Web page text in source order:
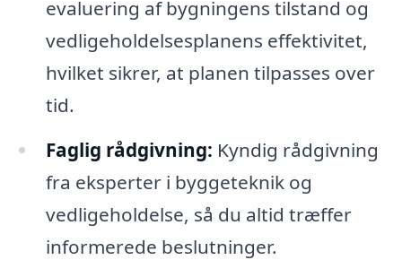
evaluering af bygningens tilstand og
vedligeholdelsesplanens effektivitet,
hvilket sikrer, at planen tilpasses over
tid.
Faglig rådgivning: Kyndig rådgivning
fra eksperter i byggeteknik og
vedligeholdelse, så du altid træffer
informerede beslutninger.